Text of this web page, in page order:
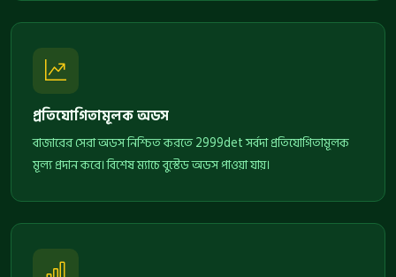
প্রতিযোগিতামূলক অডস
বাজারের সেরা অডস নিশ্চিত করতে 2999det সর্বদা প্রতিযোগিতামূলক
মূল্য প্রদান করে। বিশেষ ম্যাচে বুস্টেড অডস পাওয়া যায়।